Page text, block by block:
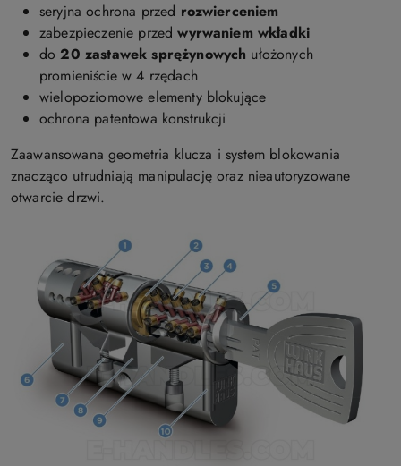
seryjna ochrona przed rozwierceniem
zabezpieczenie przedwyrwaniem wkładki
do20 zastawek sprężynowych ułożonych
promieniście w 4 rzędach
wielopoziomowe elementy blokujące
ochrona patentowa konstrukcji
Zaawansowana geometria klucza i system blokowania
znacząco utrudniają manipulację oraz nieautoryzowane
otwarcie drzwi.